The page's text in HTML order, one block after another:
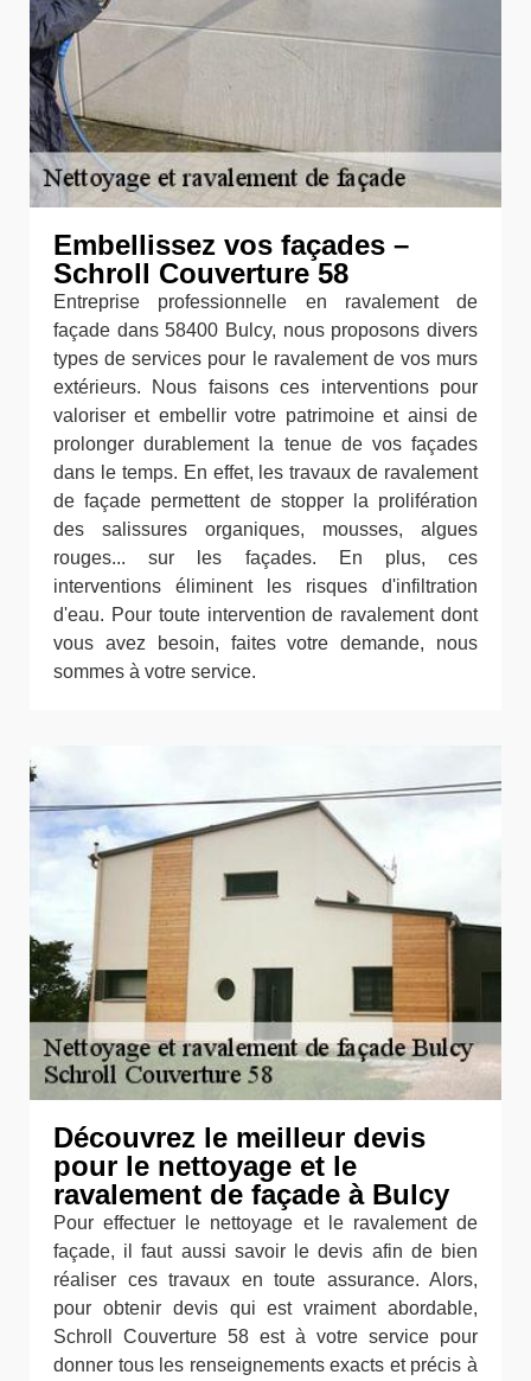
Embellissez vos façades –
Schroll Couverture 58
Entreprise professionnelle en ravalement de
façade dans 58400 Bulcy, nous proposons divers
types de services pour le ravalement de vos murs
extérieurs. Nous faisons ces interventions pour
valoriser et embellir votre patrimoine et ainsi de
prolonger durablement la tenue de vos façades
dans le temps. En effet, les travaux de ravalement
de façade permettent de stopper la prolifération
des salissures organiques, mousses, algues
rouges... sur les façades. En plus, ces
interventions éliminent les risques d'infiltration
d'eau. Pour toute intervention de ravalement dont
vous avez besoin, faites votre demande, nous
sommes à votre service.
Découvrez le meilleur devis
pour le nettoyage et le
ravalement de façade à Bulcy
Pour effectuer le nettoyage et le ravalement de
façade, il faut aussi savoir le devis afin de bien
réaliser ces travaux en toute assurance. Alors,
pour obtenir devis qui est vraiment abordable,
Schroll Couverture 58 est à votre service pour
donner tous les renseignements exacts et précis à